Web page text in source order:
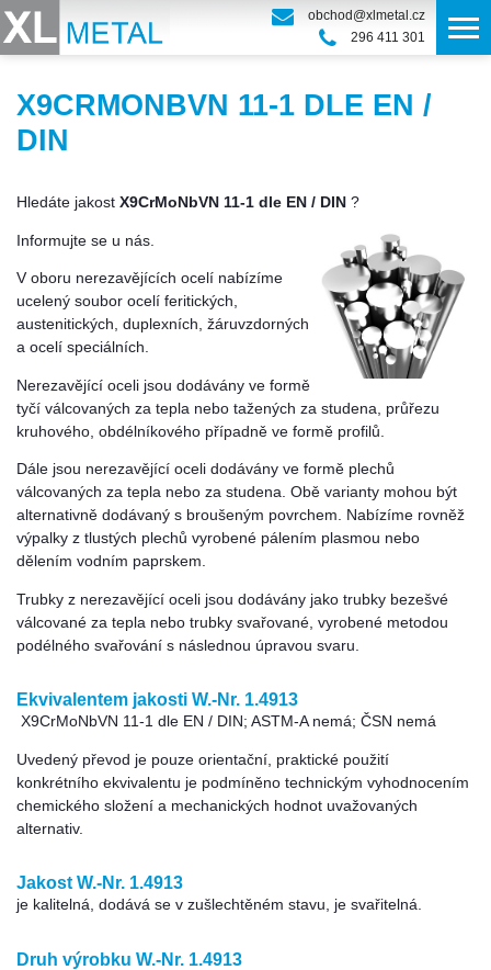
obchod@xlmetal.cz
296 411 301
X9CRMONBVN 11-1 DLE EN /
DIN
Hledáte jakost X9CrMoNbVN 11-1 dle EN / DIN ?
Informujte se u nás.
V oboru nerezavějících ocelí nabízíme
ucelený soubor ocelí feritických,
austenitických, duplexních, žáruvzdorných
a ocelí speciálních.
Nerezavějící oceli jsou dodávány ve formě
tyčí válcovaných za tepla nebo tažených za studena, průřezu
kruhového, obdélníkového případně ve formě profilů.
Dále jsou nerezavějící oceli dodávány ve formě plechů
válcovaných za tepla nebo za studena. Obě varianty mohou být
alternativně dodávaný s broušeným povrchem. Nabízíme rovněž
výpalky z tlustých plechů vyrobené pálením plasmou nebo
dělením vodním paprskem.
Trubky z nerezavějící oceli jsou dodávány jako trubky bezešvé
válcované za tepla nebo trubky svařované, vyrobené metodou
podélného svařování s následnou úpravou svaru.
Ekvivalentem jakosti W.-Nr. 1.4913
X9CrMoNbVN 11-1 dle EN / DIN; ASTM-A nemá; ČSN nemá
Uvedený převod je pouze orientační, praktické použití
konkrétního ekvivalentu je podmíněno technickým vyhodnocením
chemického složení a mechanických hodnot uvažovaných
alternativ.
Jakost W.-Nr. 1.4913
je kalitelná, dodává se v zušlechtěném stavu, je svařitelná.
Druh výrobku W.-Nr. 1.4913